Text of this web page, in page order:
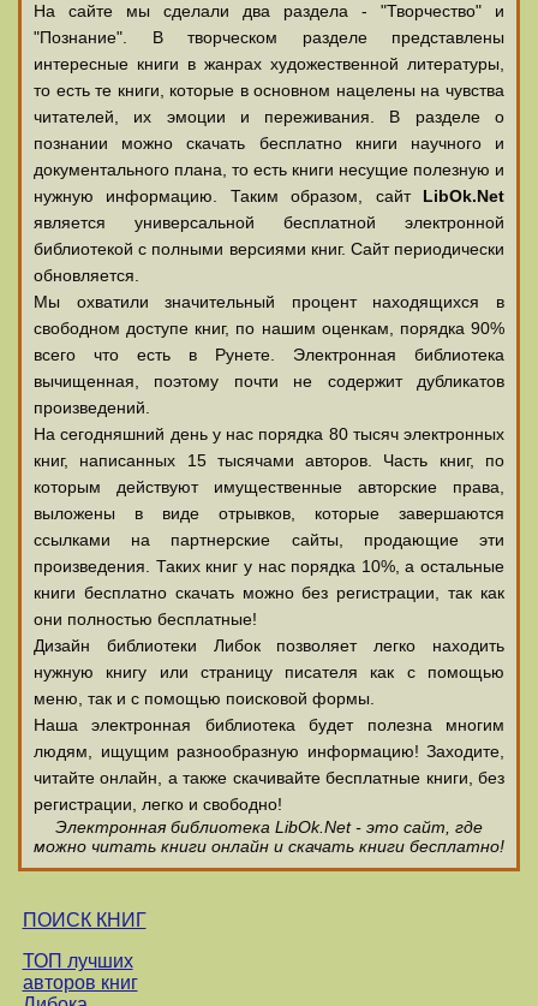
На сайте мы сделали два раздела - "Творчество" и
"Познание". В творческом разделе представлены
интересные книги в жанрах художественной литературы,
то есть те книги, которые в основном нацелены на чувства
читателей, их эмоции и переживания. В разделе о
познании можно скачать бесплатно книги научного и
документального плана, то есть книги несущие полезную и
нужную информацию. Таким образом, сайт LibOk.Net
является универсальной бесплатной электронной
библиотекой с полными версиями книг. Сайт периодически
обновляется.
Мы охватили значительный процент находящихся в
свободном доступе книг, по нашим оценкам, порядка 90%
всего что есть в Рунете. Электронная библиотека
вычищенная, поэтому почти не содержит дубликатов
произведений.
На сегодняшний день у нас порядка 80 тысяч электронных
книг, написанных 15 тысячами авторов. Часть книг, по
которым действуют имущественные авторские права,
выложены в виде отрывков, которые завершаются
ссылками на партнерские сайты, продающие эти
произведения. Таких книг у нас порядка 10%, а остальные
книги бесплатно скачать можно без регистрации, так как
они полностью бесплатные!
Дизайн библиотеки Либок позволяет легко находить
нужную книгу или страницу писателя как с помощью
меню, так и с помощью поисковой формы.
Наша электронная библиотека будет полезна многим
людям, ищущим разнообразную информацию! Заходите,
читайте онлайн, а также скачивайте бесплатные книги, без
регистрации, легко и свободно!
Электронная библиотека LibOk.Net - это сайт, где
можно читать книги онлайн и скачать книги бесплатно!
ПОИСК КНИГ
ТОП лучших
авторов книг